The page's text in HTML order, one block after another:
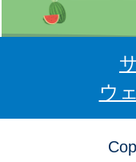
ぜ
ウ